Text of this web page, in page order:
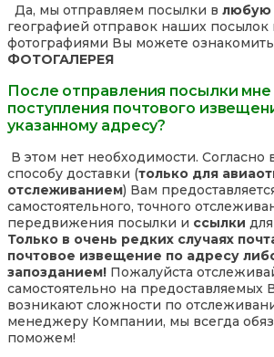
Да, мы отправляем посылки в любую
географией отправок наших посылок
фотографиями Вы можете
ФОТОГАЛЕРЕЯ
После отправления посылки
поступления почтового
указанному адресу?
В этом нет необходимости.
способу доставки (только для
отслеживанием) Вам
самостоятельного, точного
передвижения посылки и ссылки
Только в очень редких случаях
почтовое извещение по адресу
запозданием! Пожалуйста
самостоятельно на предоставляемых
возникают сложности по
менеджеру Компании, мы всегда
поможем!